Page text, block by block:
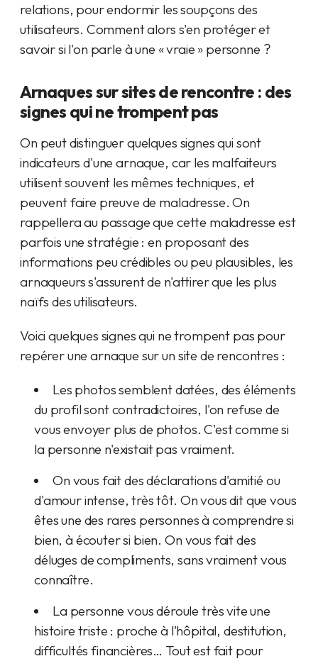
relations, pour endormir les soupçons des
utilisateurs. Comment alors s'en protéger et
savoir si l'on parle à une « vraie » personne ?
Arnaques sur sites de rencontre : des
signes qui ne trompent pas
On peut distinguer quelques signes qui sont
indicateurs d'une arnaque, car les malfaiteurs
utilisent souvent les mêmes techniques, et
peuvent faire preuve de maladresse. On
rappellera au passage que cette maladresse est
parfois une stratégie : en proposant des
informations peu crédibles ou peu plausibles, les
arnaqueurs s'assurent de n'attirer que les plus
naïfs des utilisateurs.
Voici quelques signes qui ne trompent pas pour
repérer une arnaque sur un site de rencontres :
Les photos semblent datées, des éléments
du profil sont contradictoires, l'on refuse de
vous envoyer plus de photos. C'est comme si
la personne n'existait pas vraiment.
On vous fait des déclarations d'amitié ou
d'amour intense, très tôt. On vous dit que vous
êtes une des rares personnes à comprendre si
bien, à écouter si bien. On vous fait des
déluges de compliments, sans vraiment vous
connaître.
La personne vous déroule très vite une
histoire triste : proche à l'hôpital, destitution,
difficultés financières… Tout est fait pour